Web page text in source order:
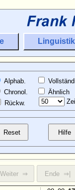
Linguistik
Alphab.
Chronol.
Rückw.
Ähnlich